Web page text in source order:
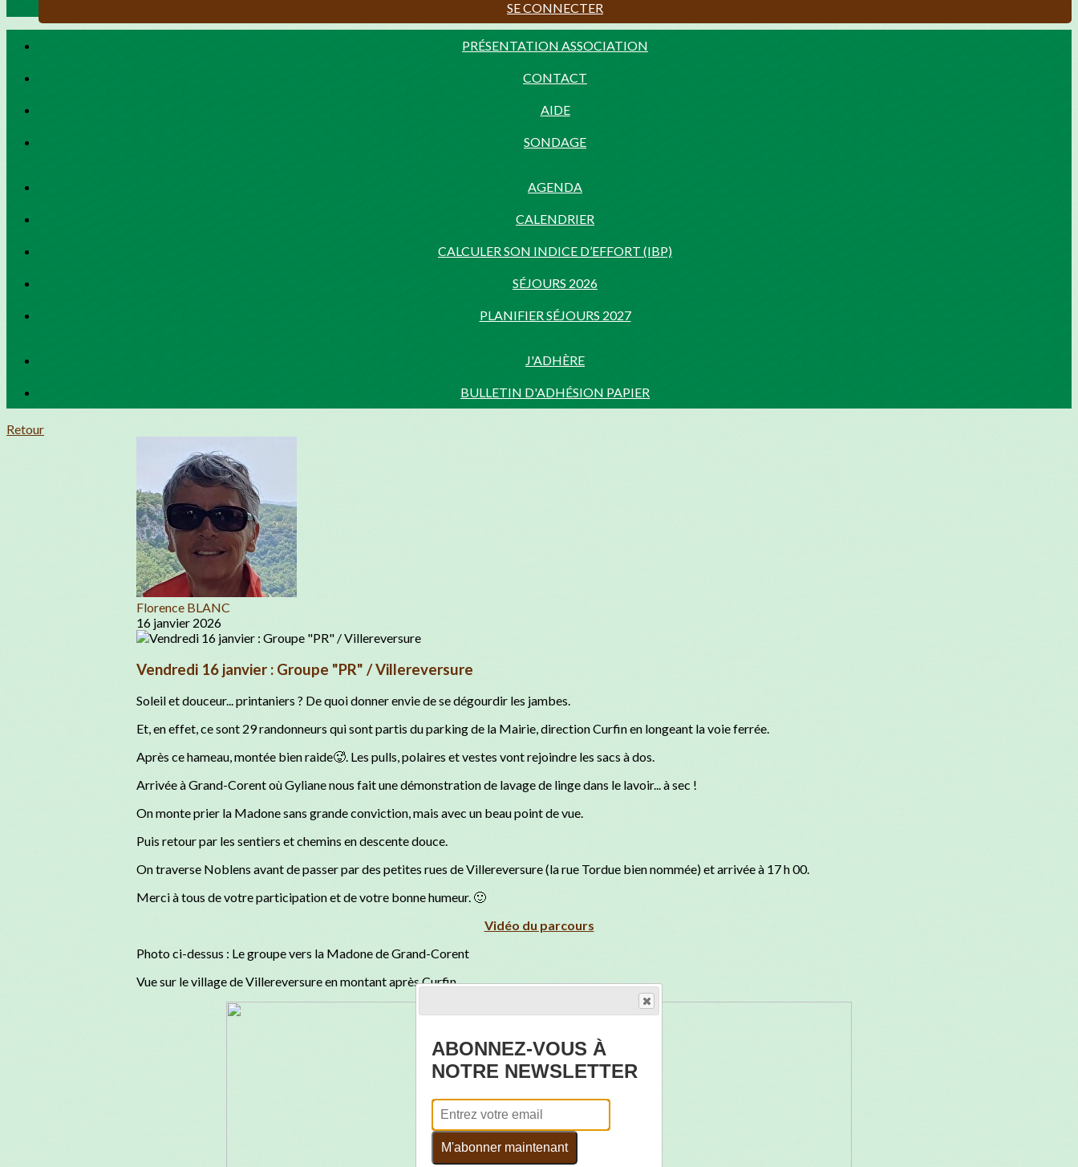
SE CONNECTER
PRÉSENTATION ASSOCIATION
CONTACT
AIDE
SONDAGE
AGENDA
CALENDRIER
CALCULER SON INDICE D’EFFORT (IBP)
SÉJOURS 2026
PLANIFIER SÉJOURS 2027
J'ADHÈRE
BULLETIN D'ADHÉSION PAPIER
Retour
Florence BLANC
16 janvier 2026
Vendredi 16 janvier : Groupe "PR" / Villereversure
Soleil et douceur... printaniers ? De quoi donner envie de se dégourdir les jambes.
Et, en effet, ce sont 29 randonneurs qui sont partis du parking de la Mairie, direction Curfin en longeant la voie ferrée.
Après ce hameau, montée bien raide🥵. Les pulls, polaires et vestes vont rejoindre les sacs à dos.
Arrivée à Grand-Corent où Gyliane nous fait une démonstration de lavage de linge dans le lavoir... à sec !
On monte prier la Madone sans grande conviction, mais avec un beau point de vue.
Puis retour par les sentiers et chemins en descente douce.
On traverse Noblens avant de passer par des petites rues de Villereversure (la rue Tordue bien nommée) et arrivée à 17 h 00.
Merci à tous de votre participation et de votre bonne humeur. 🙂
Vidéo du parcours
Photo ci-dessus : Le groupe vers la Madone de Grand-Corent
Vue sur le village de Villereversure en montant après Curfin
ABONNEZ-VOUS À
NOTRE NEWSLETTER
M'abonner maintenant